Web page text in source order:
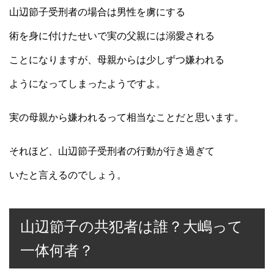
山辺節子受刑者の場合は男性を虜にする
術を身に付けたせいで実の父親には溺愛される
ことになりますが、母親からは少しずつ嫌われる
ようになってしまったようですよ。
実の母親から嫌われるって相当なことだと思います。
それほど、山辺節子受刑者の行動が行き過ぎて
いたと言えるのでしょう。
山辺節子の共犯者は誰？大嶋って
一体何者？